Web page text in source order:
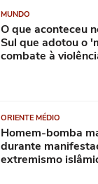
MUNDO
O que aconteceu
Sul que adotou o
combate à
ORIENTE MÉDIO
Homem-bomba
durante
extremismo